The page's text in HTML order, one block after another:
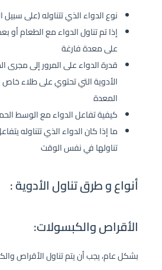
نوع الدواء الذي تتناوله (على
إذا تم تناول الدواء مع الطعام أو
على معدة فارغة
قدرة الدواء على المرور إلى
الأدوية التي تحتوي على طلاء
المعدة
كيفية تفاعل الدواء مع الوسط
ما إذا كان الدواء الذي تتناوله
تناولها في نفس الوقت
أنواع و طرق تناول الأدوية :
الأقراص والكبسولات:
بشكل عام، يجب أن يتم تناول الأقراص